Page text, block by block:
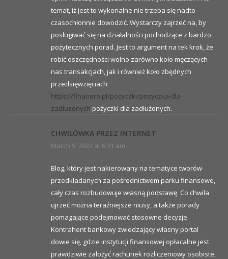
temat, iż jest to wykonalne nie trzeba się nadto
czasochłonnie dowodzić. Wystarczy zajrzeć na, by
posługiwać się na działalności pochodzące z bardzo
pożytecznych porad. Jest to argument na tek krok, że
robić oszczędności wolno zarówno koło męczących
nas transakcjach, jak i również koło zbędnych
przedsięwzięciach
https://finanero.pl/pozyczki/pozyczka-dla-
zadluzonych pożyczki dla zadłużonych.
CHWILÓWKA PRZEZ INTERNET
March 9, 2022 at 6:31 am
Blog, który jest nakierowany na tematyce tworów
przedkładanych za pośrednictwem parku finansowe,
cały czas rozbudowuje własną podstawę. Co chwila
ujrzeć można teraźniejsze niusy, a także porady
pomagające podejmować stosowne decyzje.
Kontrahent bankowy zwiedzający własny portal
dowie się, gdzie instytucji finansowej opłacalne jest
prawdziwie założyć rachunek rozliczeniowy osobiste,